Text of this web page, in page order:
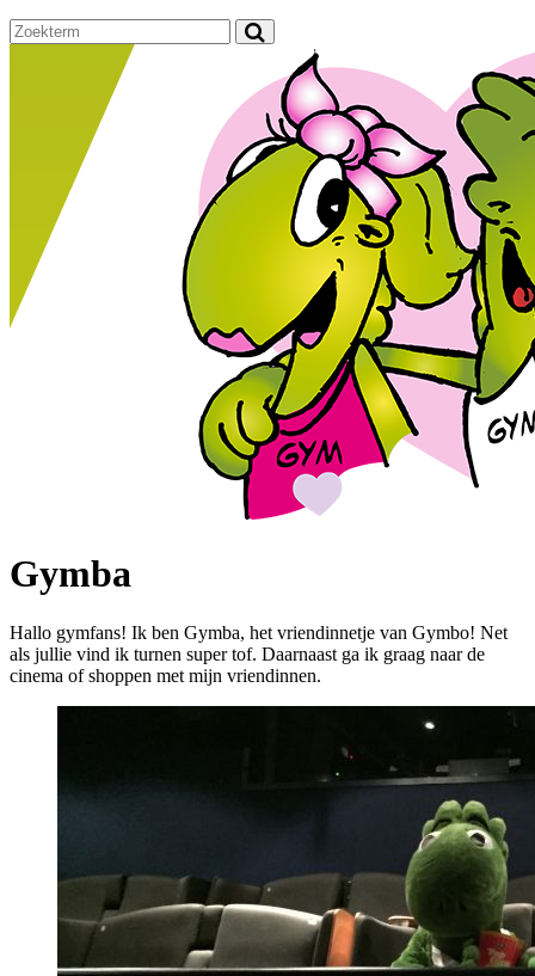
Gymba
Hallo gymfans! Ik ben Gymba, het vriendinnetje van Gymbo! Net
als jullie vind ik turnen super tof. Daarnaast ga ik graag naar de
cinema of shoppen met mijn vriendinnen.